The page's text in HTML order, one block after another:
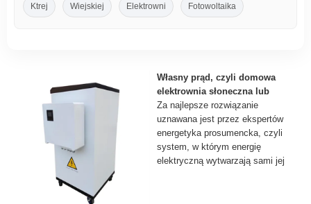
Ktrej Wiejskiej Elektrowni Fotowoltaika
Własny prąd, czyli domowa
elektrownia słoneczna lub
Za najlepsze rozwiązanie
uznawana jest przez ekspertów
energetyka prosumencka, czyli
system, w którym energię
elektryczną wytwarzają sami jej